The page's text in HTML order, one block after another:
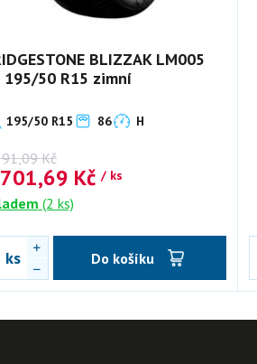
BLIZZAK LM005
195/50 R15 zimní
195/50 R15 86 H
Kč
Kč / ks
(2 ks)
ks Do košíku